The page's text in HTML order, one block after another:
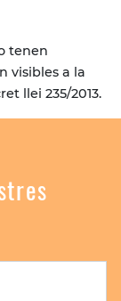
tenen
visibles a la
llei 235/2013.